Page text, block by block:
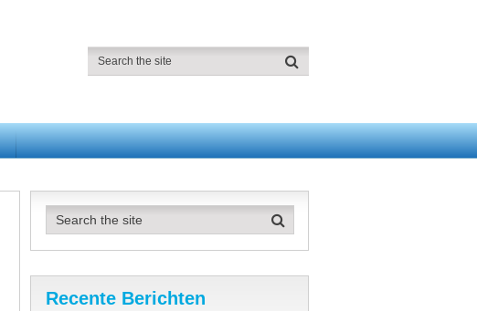
Recente Berichten